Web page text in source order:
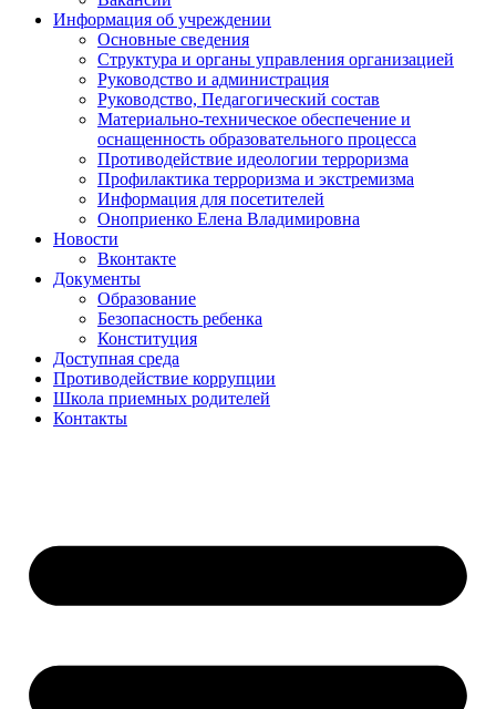
Информация об учреждении
Основные сведения
Структура и органы управления организацией
Руководство и администрация
Руководство, Педагогический состав
Материально-техническое обеспечение и
оснащенность образовательного процесса
Противодействие идеологии терроризма
Профилактика терроризма и экстремизма
Информация для посетителей
Оноприенко Елена Владимировна
Новости
Вконтакте
Документы
Образование
Безопасность ребенка
Конституция
Доступная среда
Противодействие коррупции
Школа приемных родителей
Контакты